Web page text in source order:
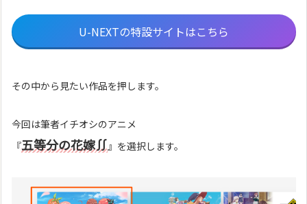
U-NEXTの特設サイトはこちら
その中から見たい作品を押します。
今回は筆者イチオシのアニメ
『五等分の花嫁∬』を選択します。